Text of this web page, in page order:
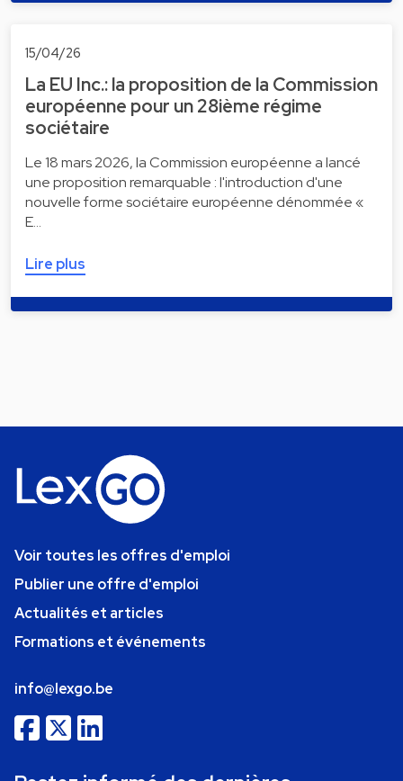
15/04/26
La EU Inc.: la proposition de la Commission
européenne pour un 28ième régime
sociétaire
Le 18 mars 2026, la Commission européenne a lancé
une proposition remarquable : l'introduction d'une
nouvelle forme sociétaire européenne dénommée «
E…
Lire plus
Voir toutes les offres d'emploi
Publier une offre d'emploi
Actualités et articles
Formations et événements
info@lexgo.be